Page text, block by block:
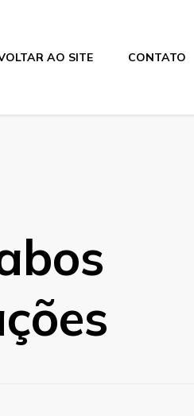
AO SITE CONTATO